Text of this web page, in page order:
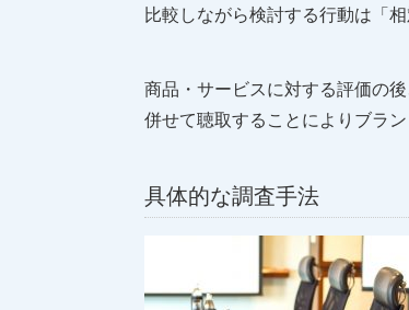
比較しながら検討する行動は「相
商品・サービスに対する評価の
併せて聴取することによりブラ
具体的な調査手法